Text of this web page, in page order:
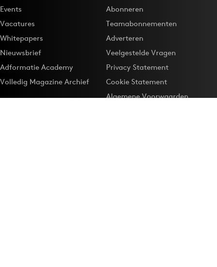
Events
Vacatures
Whitepapers
Nieuwsbrief
Adformatie Academy
Volledig Magazine Archief
Abonneren
Teamabonnementen
Adverteren
Veelgestelde Vragen
Privacy Statement
Cookie Statement
Algemene Voorwaarden